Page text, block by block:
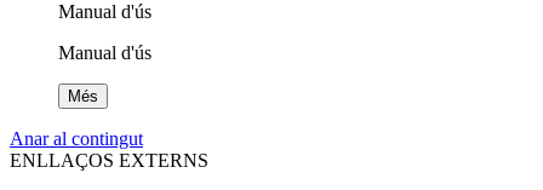
Manual d'ús
Manual d'ús
Més
Anar al contingut
ENLLAÇOS EXTERNS